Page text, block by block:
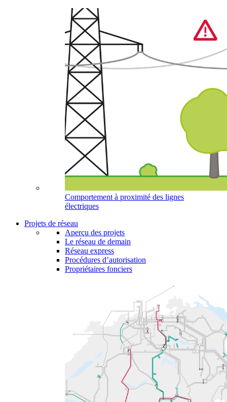
Comportement à proximité des lignes
électriques
Projets de réseau
Aperçu des projets
Le réseau de demain
Réseau express
Procédures d’autorisation
Propriétaires fonciers